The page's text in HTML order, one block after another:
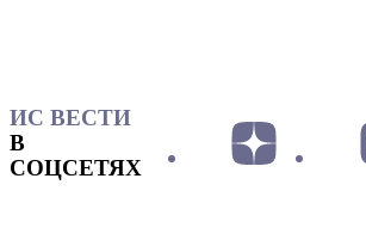
ИС ВЕСТИ
В
СОЦСЕТЯХ